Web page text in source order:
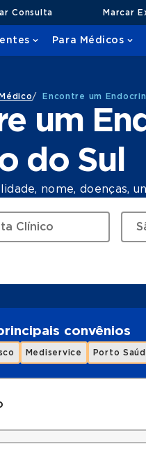
Consulta Marcar
Para Médicos
/ Encontre um
um
do Sul
nome, doenças,
convênios
Mediservice Porto